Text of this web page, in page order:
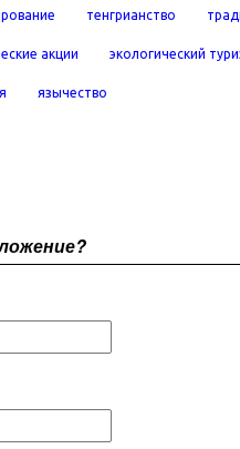
тенгрианство
акции экологический
язычество